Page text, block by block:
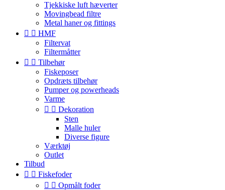
Tjekkiske luft hæverter
Movingbead filtre
Metal haner og fittings
  HMF
Filtervat
Filtermåtter
  Tilbehør
Fiskeposer
Opdræts tilbehør
Pumper og powerheads
Varme
  Dekoration
Sten
Malle huler
Diverse figure
Værktøj
Outlet
Tilbud
  Fiskefoder
  Opmålt foder